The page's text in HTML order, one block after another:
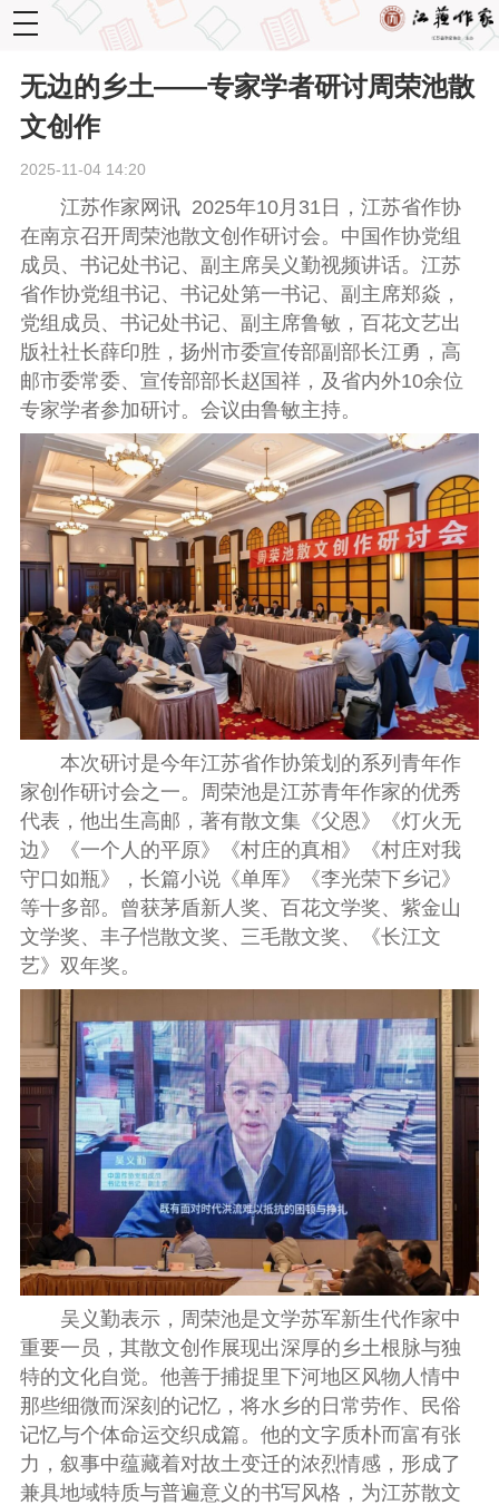
toggle
navigation
无边的乡土——专家学者研讨周荣池散
文创作
2025-11-04 14:20
江苏作家网讯 2025年10月31日，江苏省作协
在南京召开周荣池散文创作研讨会。中国作协党组
成员、书记处书记、副主席吴义勤视频讲话。江苏
省作协党组书记、书记处第一书记、副主席郑焱，
党组成员、书记处书记、副主席鲁敏，百花文艺出
版社社长薛印胜，扬州市委宣传部副部长江勇，高
邮市委常委、宣传部部长赵国祥，及省内外10余位
专家学者参加研讨。会议由鲁敏主持。
本次研讨是今年江苏省作协策划的系列青年作
家创作研讨会之一。周荣池是江苏青年作家的优秀
代表，他出生高邮，著有散文集《父恩》《灯火无
边》《一个人的平原》《村庄的真相》《村庄对我
守口如瓶》，长篇小说《单厍》《李光荣下乡记》
等十多部。曾获茅盾新人奖、百花文学奖、紫金山
文学奖、丰子恺散文奖、三毛散文奖、《长江文
艺》双年奖。
吴义勤表示，周荣池是文学苏军新生代作家中
重要一员，其散文创作展现出深厚的乡土根脉与独
特的文化自觉。他善于捕捉里下河地区风物人情中
那些细微而深刻的记忆，将水乡的日常劳作、民俗
记忆与个体命运交织成篇。他的文字质朴而富有张
力，叙事中蕴藏着对故土变迁的浓烈情感，形成了
兼具地域特质与普遍意义的书写风格，为江苏散文